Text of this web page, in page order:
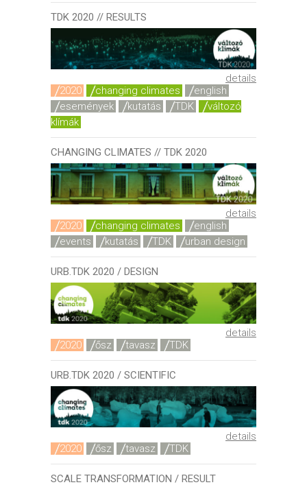
TDK 2020 // RESULTS
details
2020
changing climates
english
események
kutatás TDK
változó
klímák
CHANGING CLIMATES // TDK 2020
details
2020
changing climates
english
events
kutatás TDK urban design
URB.TDK 2020 / DESIGN
details
2020
ősz tavasz TDK
URB.TDK 2020 / SCIENTIFIC
details
2020
ősz tavasz TDK
SCALE TRANSFORMATION / RESULT